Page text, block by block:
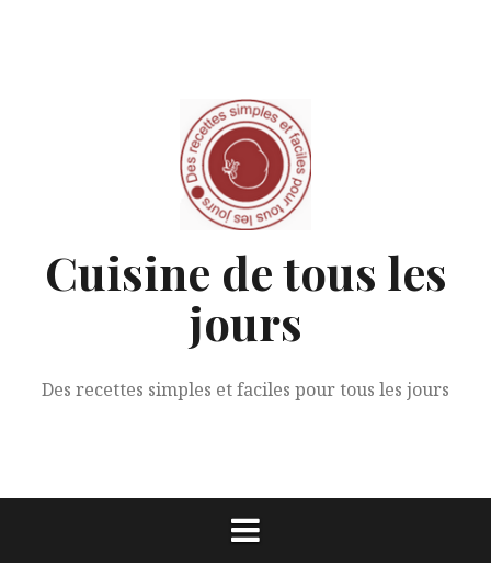
Cuisine de tous les
jours
Des recettes simples et faciles pour tous les jours